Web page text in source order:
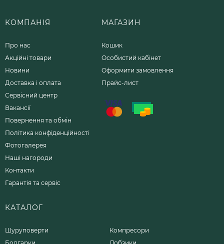
КОМПАНІЯ
Про нас
Акційні товари
Новини
Доставка і оплата
Сервісний центр
Вакансії
Повернення та обмін
Політика конфіденційності
Фотогалерея
Наші нагороди
Контакти
Гарантія та сервіс
МАГАЗИН
Кошик
Особистий кабінет
Оформити замовлення
Прайс-лист
КАТАЛОГ
Шуруповерти
Компресори